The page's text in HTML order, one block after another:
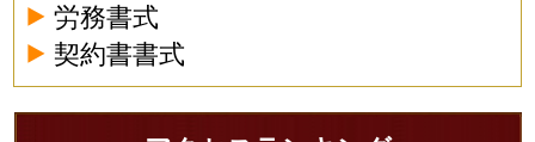
労務書式
契約書書式